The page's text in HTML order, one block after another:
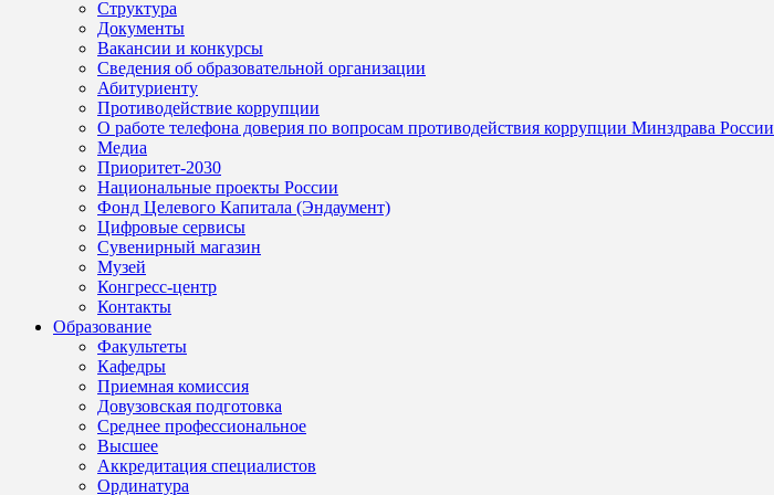
Структура
Документы
Вакансии и конкурсы
Сведения об образовательной организации
Абитуриенту
Противодействие коррупции
О работе телефона доверия по вопросам противодействия коррупции Минздрава России
Медиа
Приоритет-2030
Национальные проекты России
Фонд Целевого Капитала (Эндаумент)
Цифровые сервисы
Сувенирный магазин
Музей
Конгресс-центр
Контакты
Образование
Факультеты
Кафедры
Приемная комиссия
Довузовская подготовка
Среднее профессиональное
Высшее
Аккредитация специалистов
Ординатура